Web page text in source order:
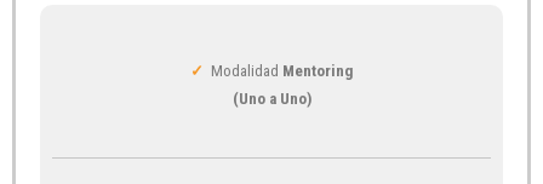
✓ Modalidad Mentoring
(Uno a Uno)